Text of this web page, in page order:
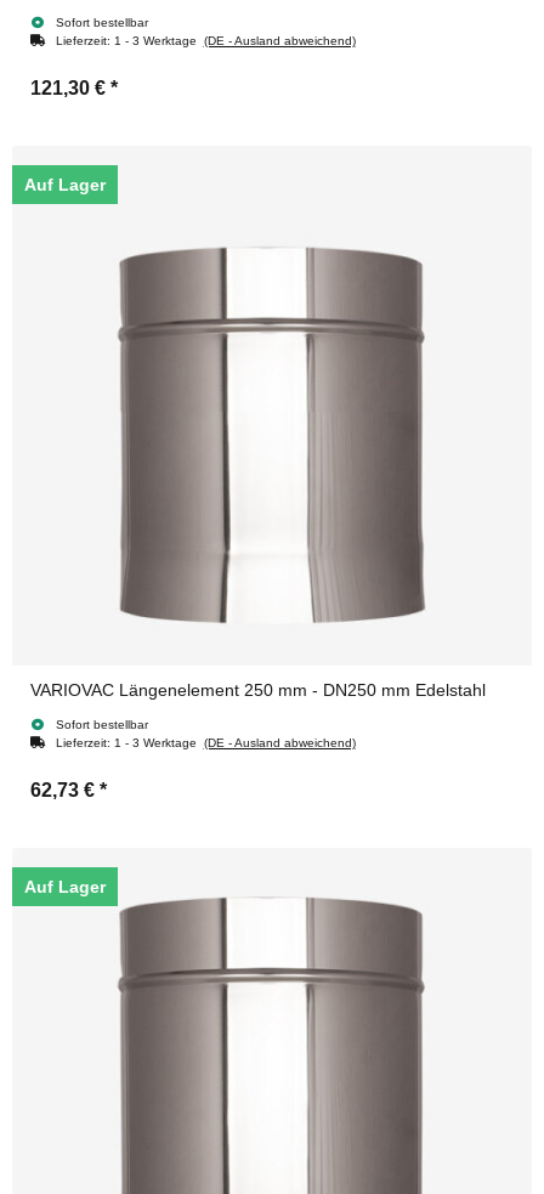
Sofort bestellbar
Lieferzeit: 1 - 3 Werktage (DE - Ausland abweichend)
121,30 € *
Auf Lager
VARIOVAC Längenelement 250 mm - DN250 mm Edelstahl
Sofort bestellbar
Lieferzeit: 1 - 3 Werktage (DE - Ausland abweichend)
62,73 € *
Auf Lager